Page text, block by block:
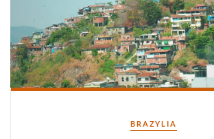
Kategorie
BRAZYLIA